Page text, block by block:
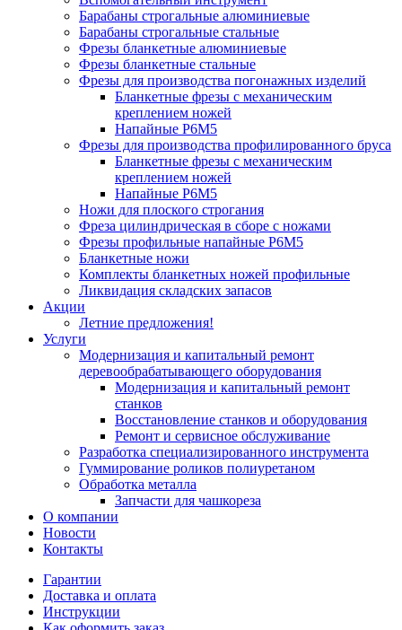
Барабаны строгальные алюминиевые
Барабаны строгальные стальные
Фрезы бланкетные алюминиевые
Фрезы бланкетные стальные
Фрезы для производства погонажных изделий
Бланкетные фрезы с механическим
креплением ножей
Напайные Р6М5
Фрезы для производства профилированного бруса
Бланкетные фрезы с механическим
креплением ножей
Напайные Р6М5
Ножи для плоского строгания
Фреза цилиндрическая в сборе с ножами
Фрезы профильные напайные Р6М5
Бланкетные ножи
Комплекты бланкетных ножей профильные
Ликвидация складских запасов
Акции
Летние предложения!
Услуги
Модернизация и капитальный ремонт
деревообрабатывающего оборудования
Модернизация и капитальный ремонт
станков
Восстановление станков и оборудования
Ремонт и сервисное обслуживание
Разработка специализированного инструмента
Гуммирование роликов полиуретаном
Обработка металла
Запчасти для чашкореза
О компании
Новости
Контакты
Гарантии
Доставка и оплата
Инструкции